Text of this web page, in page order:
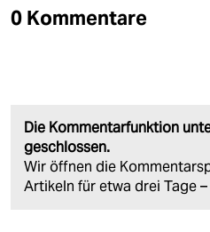
0 Kommentare
Die Kommentarfunktion
geschlossen.
Wir öffnen die
Artikeln für etwa drei Tage –